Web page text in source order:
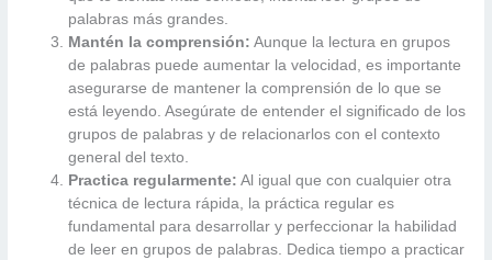
palabras más grandes.
Mantén la comprensión: Aunque la lectura en grupos
de palabras puede aumentar la velocidad, es importante
asegurarse de mantener la comprensión de lo que se
está leyendo. Asegúrate de entender el significado de los
grupos de palabras y de relacionarlos con el contexto
general del texto.
Practica regularmente: Al igual que con cualquier otra
técnica de lectura rápida, la práctica regular es
fundamental para desarrollar y perfeccionar la habilidad
de leer en grupos de palabras. Dedica tiempo a practicar